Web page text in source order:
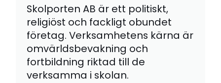
Skolporten AB är ett politiskt,
religiöst och fackligt obundet
företag. Verksamhetens kärna är
omvärldsbevakning och
fortbildning riktad till de
verksamma i skolan.